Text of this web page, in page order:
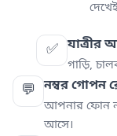
✅ যাত্রীর
গাড়ি,
💬 নম্বর গোপন
আপনার ফোন
আসে।